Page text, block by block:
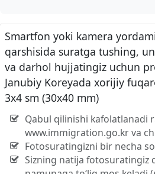
Smartfon yoki kamera
qarshisida suratga tushing,
va darhol hujjatingiz uchun
Janubiy Koreyada xorijiy
3x4 sm (30x40 mm)
Qabul qilinishi kafolatlanadi
www.immigration.go.kr va
Fotosuratingizni bir necha
Sizning natija fotosuratingiz